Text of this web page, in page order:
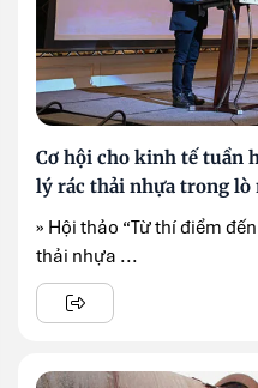
Cơ hội cho kinh tế tuần
lý rác thải nhựa trong lò
» Hội thảo “Từ thí điểm
thải nhựa ...